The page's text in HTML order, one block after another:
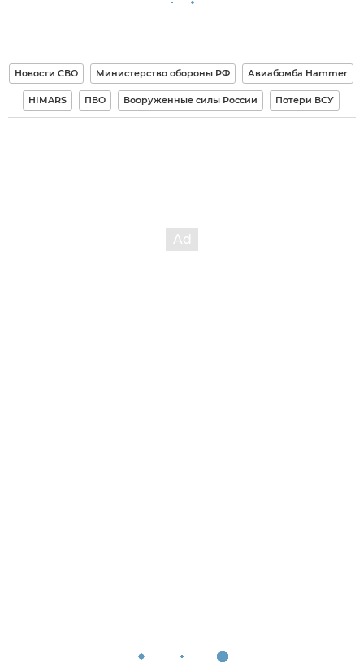
Новости СВО Министерство обороны РФ Авиабомба Hammer
HIMARS ПВО Вооруженные силы России Потери ВСУ